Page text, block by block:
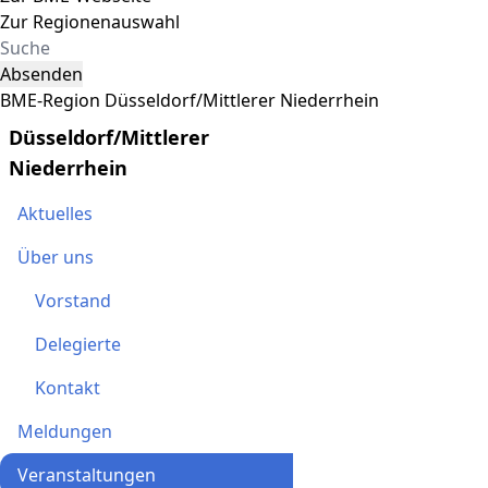
Zur Regionenauswahl
Absenden
BME-Region Düsseldorf/Mittlerer Niederrhein
Düsseldorf/Mittlerer
Niederrhein
Aktuelles
Über uns
Vorstand
Delegierte
Kontakt
Meldungen
Veranstaltungen